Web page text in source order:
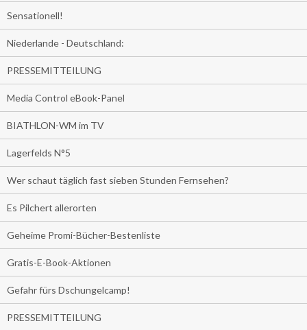
Sensationell!
Niederlande - Deutschland:
PRESSEMITTEILUNG
Media Control eBook-Panel
BIATHLON-WM im TV
Lagerfelds N°5
Wer schaut täglich fast sieben Stunden Fernsehen?
Es Pilchert allerorten
Geheime Promi-Bücher-Bestenliste
Gratis-E-Book-Aktionen
Gefahr fürs Dschungelcamp!
PRESSEMITTEILUNG